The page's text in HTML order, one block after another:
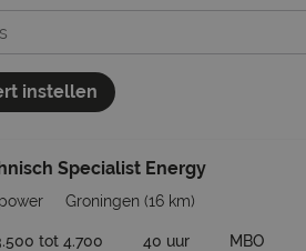
instellen
Specialist Energy
Groningen (16 km)
tot 4.700 40 uur MBO